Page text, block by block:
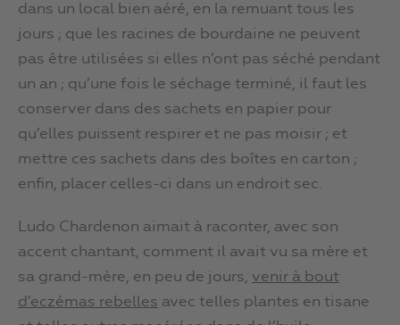
dans un local bien aéré, en la remuant tous les
jours ; que les racines de bourdaine ne peuvent
pas être utilisées si elles n’ont pas séché pendant
un an ; qu’une fois le séchage terminé, il faut les
conserver dans des sachets en papier pour
qu’elles puissent respirer et ne pas moisir ; et
mettre ces sachets dans des boîtes en carton ;
enfin, placer celles-ci dans un endroit sec.
Ludo Chardenon aimait à raconter, avec son
accent chantant, comment il avait vu sa mère et
sa grand-mère, en peu de jours, venir à bout
d’eczémas rebelles avec telles plantes en tisane